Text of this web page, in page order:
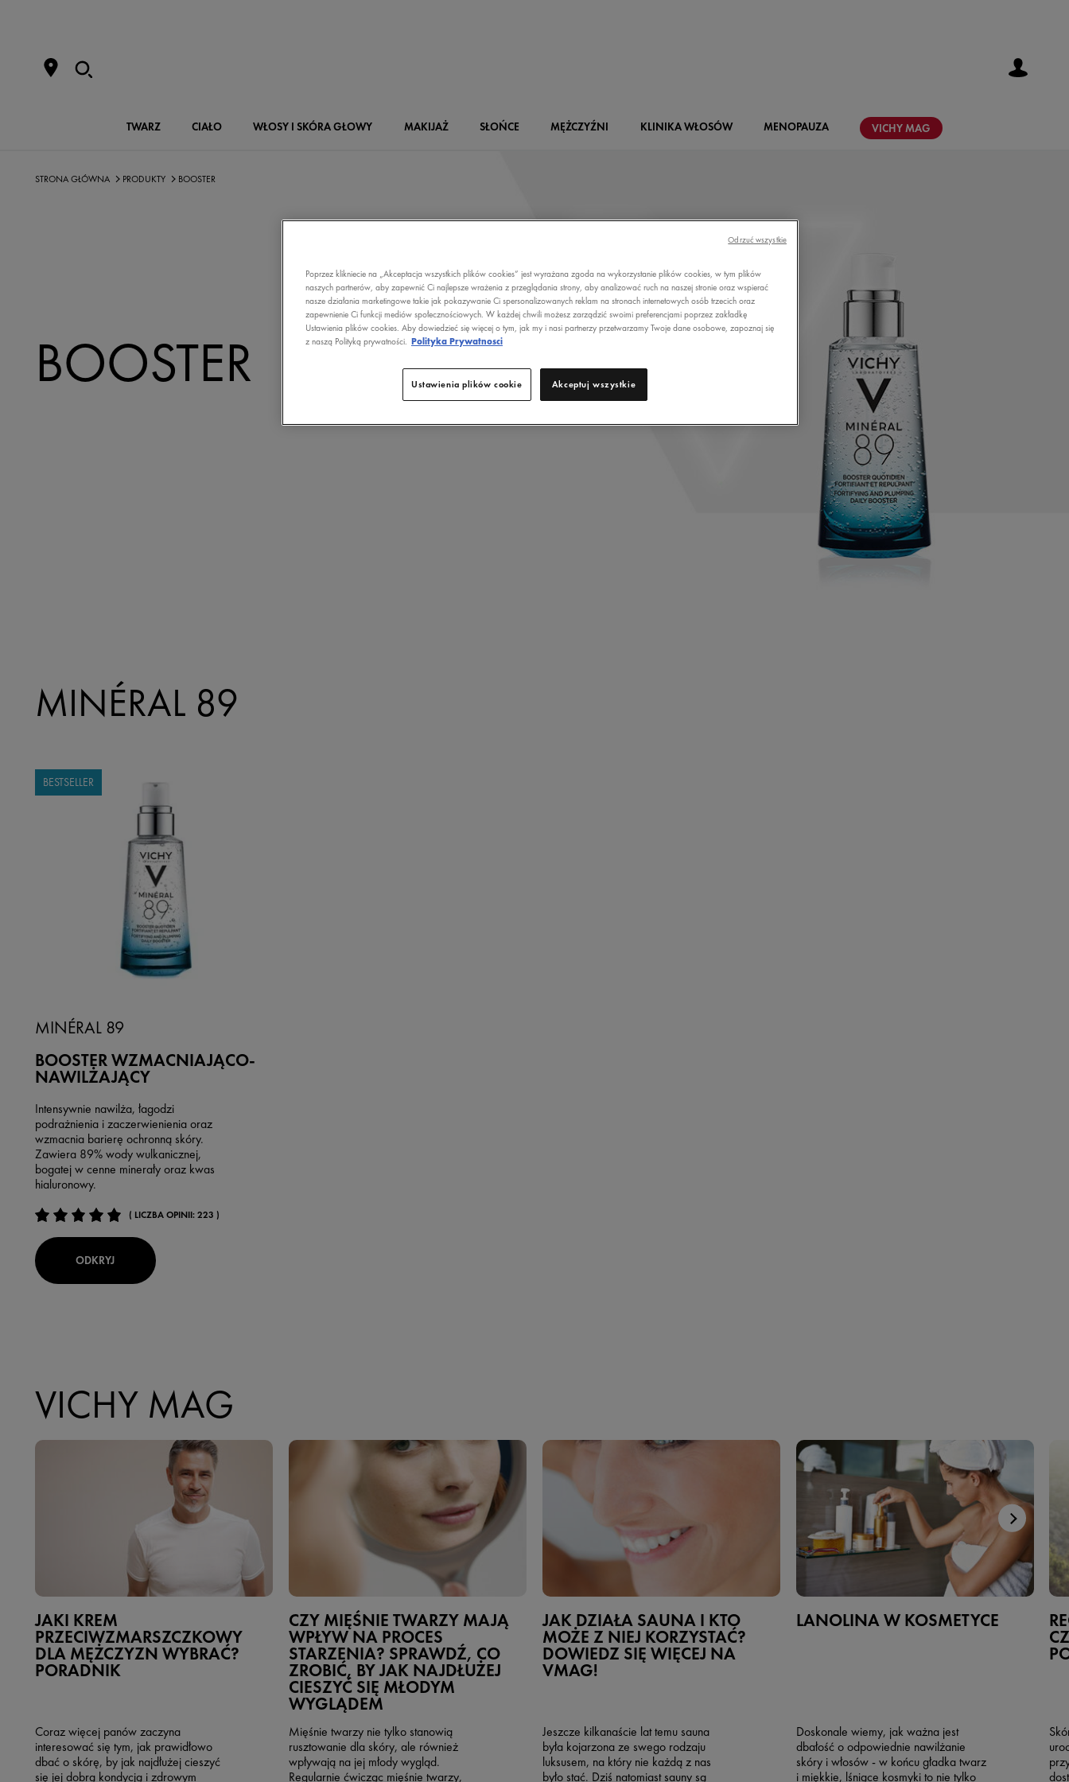
TWARZ CIAŁO WŁOSY I SKÓRA GŁOWY MAKIJAŻ SŁOŃCE MĘŻCZYŹNI KLINIKA WŁOSÓW MENOPAUZA VICHY MAG
STRONA GŁÓWNA PRODUKTY BOOSTER
BOOSTER
MINÉRAL 89
BESTSELLER
MINÉRAL 89
BOOSTER WZMACNIAJĄCO-
NAWILŻAJĄCY
Intensywnie nawilża, łagodzi
podrażnienia i zaczerwienienia oraz
wzmacnia barierę ochronną skóry.
Zawiera 89% wody wulkanicznej,
bogatej w cenne minerały oraz kwas
hialuronowy.
( LICZBA OPINII: 223 )
ODKRYJ
VICHY MAG
JAKI KREM
PRZECIWZMARSZCZKOWY
DLA MĘŻCZYZN WYBRAĆ?
PORADNIK
Coraz więcej panów zaczyna
interesować się tym, jak prawidłowo
dbać o skórę, by jak najdłużej cieszyć
się jej dobrą kondycją i zdrowym
CZY MIĘŚNIE TWARZY MAJĄ
WPŁYW NA PROCES
STARZENIA? SPRAWDŹ, CO
ZROBIĆ, BY JAK NAJDŁUŻEJ
CIESZYĆ SIĘ MŁODYM
WYGLĄDEM
Mięśnie twarzy nie tylko stanowią
rusztowanie dla skóry, ale również
wpływają na jej młody wygląd.
Regularnie ćwicząc mięśnie twarzy,
JAK DZIAŁA SAUNA I KTO
MOŻE Z NIEJ KORZYSTAĆ?
DOWIEDZ SIĘ WIĘCEJ NA
VMAG!
Jeszcze kilkanaście lat temu sauna
była kojarzona ze swego rodzaju
luksusem, na który nie każdą z nas
było stać. Dziś natomiast sauny są
LANOLINA W KOSMETYCE
Doskonale wiemy, jak ważna jest
dbałość o odpowiednie nawilżanie
skóry i włosów - w końcu gładka twarz
i miękkie, lśniące kosmyki to nie tylko
Poprzez klikniecie na „Akceptacja wszystkich plików cookies” jest wyrażana zgoda na wykorzystanie plików cookies, w tym plików
naszych partnerów, aby zapewnić Ci najlepsze wrażenia z przeglądania strony, aby analizować ruch na naszej stronie oraz wspierać
nasze działania marketingowe takie jak pokazywanie Ci spersonalizowanych reklam na stronach internetowych osób trzecich oraz
zapewnienie Ci funkcji mediów społecznościowych. W każdej chwili możesz zarządzić swoimi preferencjami poprzez zakładkę
Ustawienia plików cookies. Aby dowiedzieć się więcej o tym, jak my i nasi partnerzy przetwarzamy Twoje dane osobowe, zapoznaj się
z naszą Polityką prywatności. Polityka Prywatnosci
Ustawienia plików cookie Akceptuj wszystkie
Odrzuć wszystkie